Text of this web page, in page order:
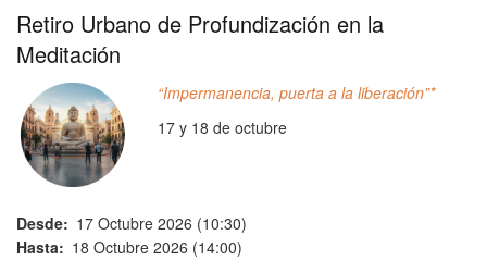
Retiro Urbano de Profundización en la
Meditación
“Impermanencia, puerta a la liberación”*
17 y 18 de octubre
Desde
17 Octubre 2026 (10:30)
Hasta
18 Octubre 2026 (14:00)